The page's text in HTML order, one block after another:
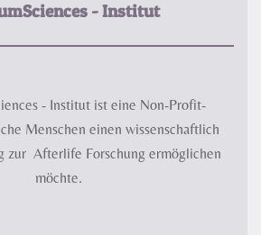
- Institut
- Institut ist eine Non-Profit-
Menschen einen wissenschaftlich
zur Afterlife Forschung ermöglichen
möchte.